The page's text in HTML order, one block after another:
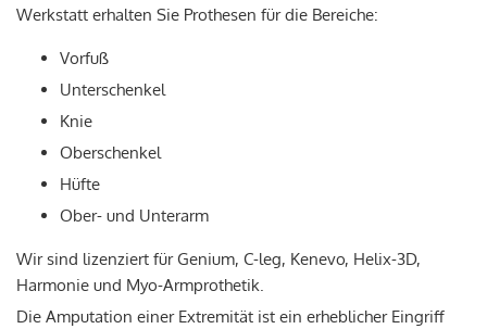
Werkstatt erhalten Sie Prothesen für die Bereiche:
Vorfuß
Unterschenkel
Knie
Oberschenkel
Hüfte
Ober- und Unterarm
Wir sind lizenziert für Genium, C-leg, Kenevo, Helix-3D,
Harmonie und Myo-Armprothetik.
Die Amputation einer Extremität ist ein erheblicher Eingriff